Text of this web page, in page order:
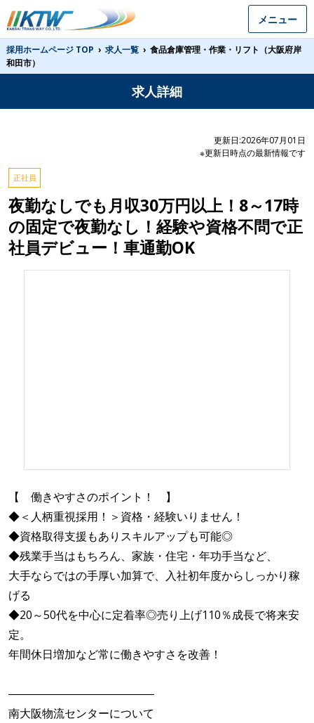
メニュー
採用ホームページ TOP › 求人一覧 › 食品倉庫管理・作業・リフト（大阪府岸
和田市）
求人詳細
更新日:2026年07月01日
※更新日時点の最新情報です
正社員
夜勤なしでも月収30万円以上！8～17時
の固定で夜勤なし！経験や資格不問で正
社員デビュー！車通勤OK
【 働きやすさのポイント！ 】
◆＜人柄重視採用！＞資格・経験いりません！
◆資格取得支援もありスキルアップも可能◎
◆残業手当はもちろん、家族・住宅・年功手当など、
大手ならではの手厚い加算で、入社初年度からしっかり稼
げる
◆20～50代を中心に定着率◎売り上げ110％成長で将来安
定。
年間休日増加など常に働きやすさを改善！
―――――――――――――
南大阪物流センターについて